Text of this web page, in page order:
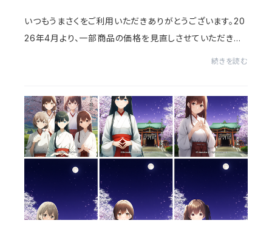
いつもうまさくをご利用いただきありがとうございます。20
26年4月より、一部商品の価格を見直しさせていただきま
続きを読む